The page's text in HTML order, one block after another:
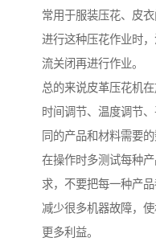
常用于服装压花、皮
进行这种压花作业时
流关闭再进行作业。
总的来说皮革压花机
时间调节、温度调节
同的产品和材料需要
在操作时多测试每种
求，不要把每一种产
减少很多机器故障，
更多利益。